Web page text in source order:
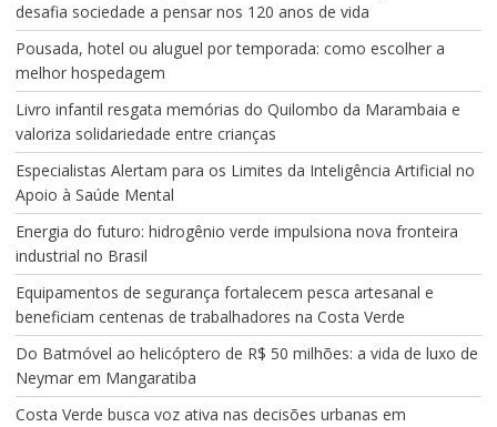
desafia sociedade a pensar nos 120 anos de vida
Pousada, hotel ou aluguel por temporada: como escolher a
melhor hospedagem
Livro infantil resgata memórias do Quilombo da Marambaia e
valoriza solidariedade entre crianças
Especialistas Alertam para os Limites da Inteligência Artificial no
Apoio à Saúde Mental
Energia do futuro: hidrogênio verde impulsiona nova fronteira
industrial no Brasil
Equipamentos de segurança fortalecem pesca artesanal e
beneficiam centenas de trabalhadores na Costa Verde
Do Batmóvel ao helicóptero de R$ 50 milhões: a vida de luxo de
Neymar em Mangaratiba
Costa Verde busca voz ativa nas decisões urbanas em